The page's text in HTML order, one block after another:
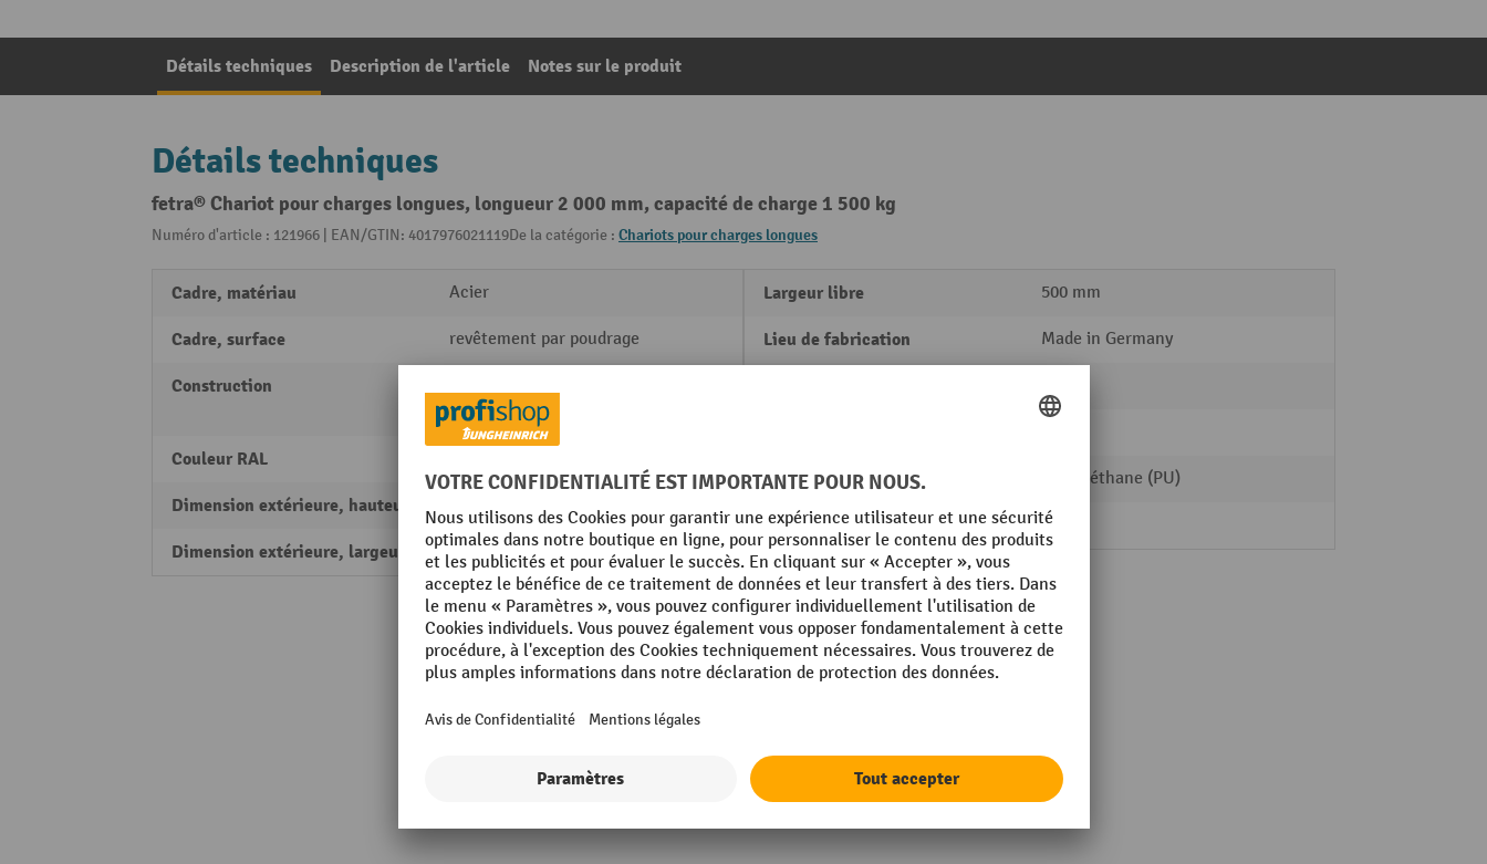
Détails techniques Description de l'article Notes sur le produit
Détails techniques
fetra® Chariot pour charges longues, longueur 2 000 mm, capacité de charge 1 500 kg
Numéro d'article : 121966 | EAN/GTIN: 4017976021119De la catégorie : Chariots pour charges longues
Cadre, matériau Acier
Cadre, surface revêtement par poudrage
Construction
Construction emboîtée
Couleur RAL
Dimension extérieure, hauteur 850 mm
Dimension extérieure, largeur 600 mm
Largeur libre 500 mm
Lieu de fabrication Made in Germany
Roues, matériau Polyuréthane (PU)
Roues directrices, nombre 2 Stk.
Afficher tous les détails techniques